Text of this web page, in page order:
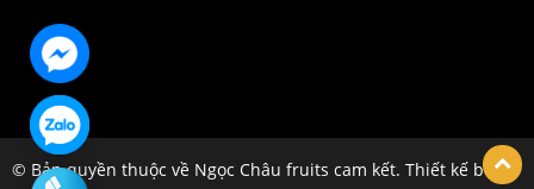
© Bản quyền thuộc về Ngọc Châu fruits cam kết. Thiết kế bởi